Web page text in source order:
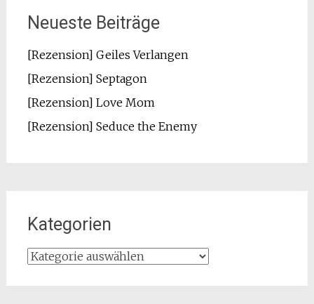
Neueste Beiträge
[Rezension] Geiles Verlangen
[Rezension] Septagon
[Rezension] Love Mom
[Rezension] Seduce the Enemy
Kategorien
Kategorien